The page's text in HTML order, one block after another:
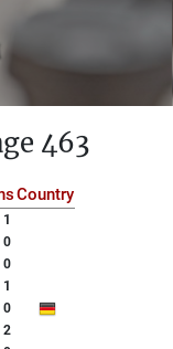
463
Country
1
0
0
1
0
2